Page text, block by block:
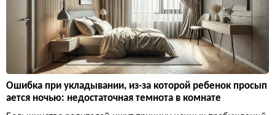
Ошибка при укладывании, из-за которой ребенок просып
ается ночью: недостаточная темнота в комнате